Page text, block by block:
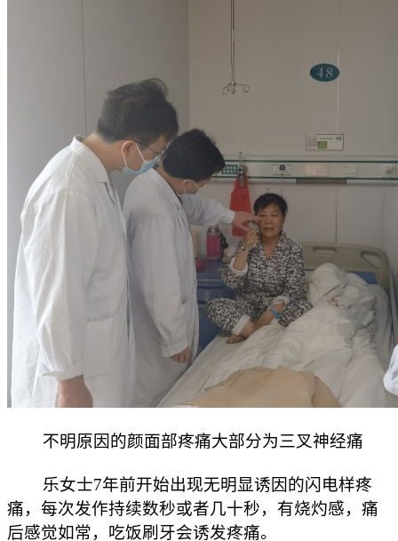
不明原因的颜面部疼痛大部分为三叉神经痛
乐女士7年前开始出现无明显诱因的闪电样疼
痛，每次发作持续数秒或者几十秒，有烧灼感，痛
后感觉如常，吃饭刷牙会诱发疼痛。